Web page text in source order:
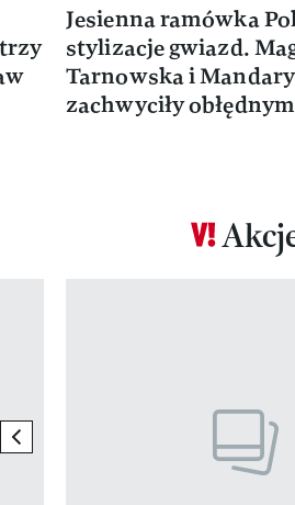
Jesienna ramówka
stylizacje gwiazd.
Tarnowska i
zachwyciły
previous element